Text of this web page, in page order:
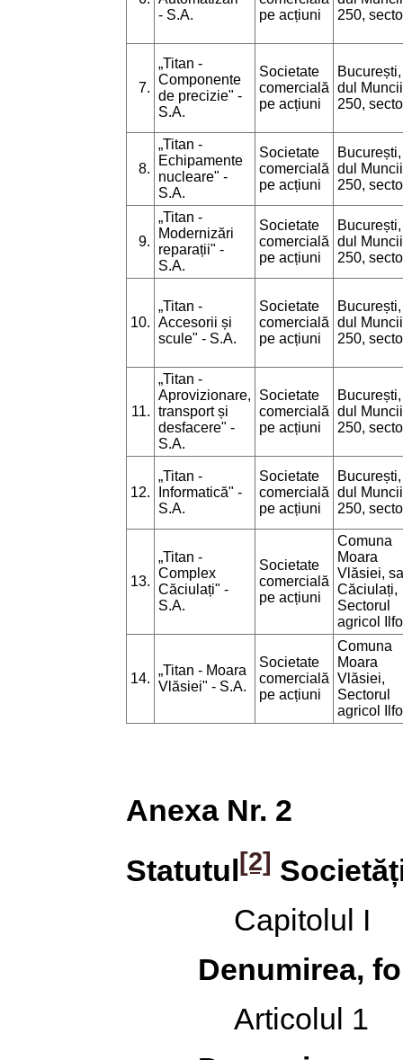
- S.A.
pe acțiuni
250,
7.
„Titan -
Componente
de precizie" -
S.A.
Societate
comercială
pe acțiuni
dul
250,
8.
„Titan -
Echipamente
nucleare" -
S.A.
Societate
comercială
pe acțiuni
dul
250,
9.
„Titan -
Modernizări
reparații" -
S.A.
Societate
comercială
pe acțiuni
dul
250,
10.
„Titan -
Accesorii și
scule" - S.A.
Societate
comercială
pe acțiuni
dul
250,
11.
„Titan -
Aprovizionare,
transport și
desfacere" -
S.A.
Societate
comercială
pe acțiuni
dul
250,
12.
„Titan -
Informatică" -
S.A.
Societate
comercială
pe acțiuni
dul
250,
13.
„Titan -
Complex
Căciulați" -
S.A.
Societate
comercială
pe acțiuni
Comuna
Moara
Vlăsiei,
Căciulați,
Sectorul
agricol
14.
„Titan - Moara
Vlăsiei" - S.A.
Societate
comercială
pe acțiuni
Comuna
Moara
Vlăsiei,
Sectorul
agricol
Anexa Nr. 2
Statutul [2]
Capitolul I
Denumirea,
Articolul 1